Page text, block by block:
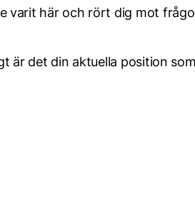
varit här och rört dig mot
är det din aktuella position